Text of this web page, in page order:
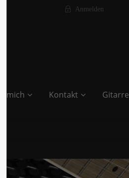
Anmelden
mich Kontakt